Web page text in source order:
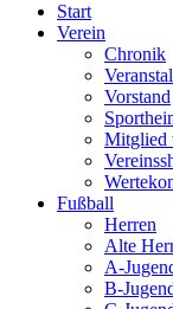
Start
Verein
Chronik
Vorstand
Mitglied
Fußball
Herren
Alte
A-
B-